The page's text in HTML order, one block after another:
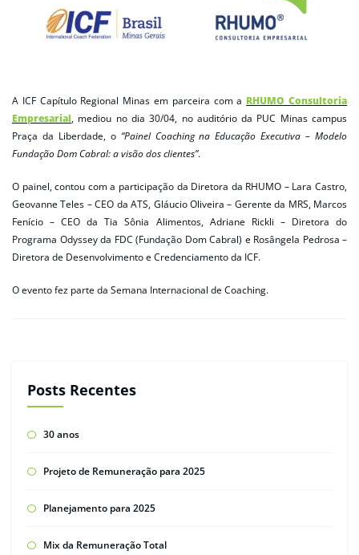
A ICF Capítulo Regional Minas em parceira com a RHUMO Consultoria
Empresarial, mediou no dia 30/04, no auditório da PUC Minas campus
Praça da Liberdade, o “Painel Coaching na Educação Executiva – Modelo
Fundação Dom Cabral: a visão dos clientes”.
O painel, contou com a participação da Diretora da RHUMO – Lara Castro,
Geovanne Teles – CEO da ATS, Gláucio Oliveira – Gerente da MRS, Marcos
Fenício – CEO da Tia Sônia Alimentos, Adriane Rickli – Diretora do
Programa Odyssey da FDC (Fundação Dom Cabral) e Rosângela Pedrosa –
Diretora de Desenvolvimento e Credenciamento da ICF.
O evento fez parte da Semana Internacional de Coaching.
Posts Recentes
30 anos
Projeto de Remuneração para 2025
Planejamento para 2025
Mix da Remuneração Total